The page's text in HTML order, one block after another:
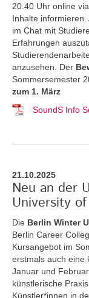
20.40 Uhr online
Inhalte
im Chat mit
Erfahrungen
anzusehen. Der
Sommersemester
zum 1. März
SoundS Info
21.10.2025
Neu an der
University
Die Berlin Winter
Berlin Career
Kursangebot im
erstmals auch eine
Januar und
künstlerische
Künstler*innen in